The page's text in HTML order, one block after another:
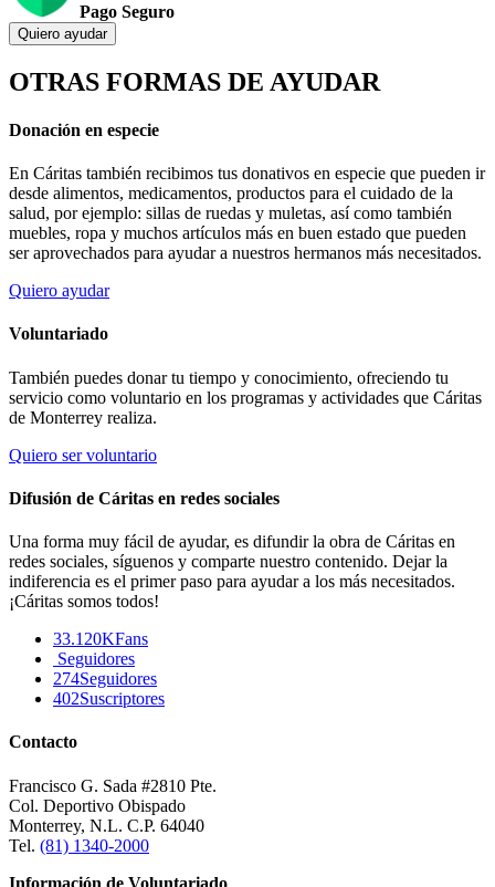
Pago Seguro
Quiero ayudar
OTRAS FORMAS DE AYUDAR
Donación en especie
En Cáritas también recibimos tus donativos en especie que pueden ir
desde alimentos, medicamentos, productos para el cuidado de la
salud, por ejemplo: sillas de ruedas y muletas, así como también
muebles, ropa y muchos artículos más en buen estado que pueden
ser aprovechados para ayudar a nuestros hermanos más necesitados.
Quiero ayudar
Voluntariado
También puedes donar tu tiempo y conocimiento, ofreciendo tu
servicio como voluntario en los programas y actividades que Cáritas
de Monterrey realiza.
Quiero ser voluntario
Difusión de Cáritas en redes sociales
Una forma muy fácil de ayudar, es difundir la obra de Cáritas en
redes sociales, síguenos y comparte nuestro contenido. Dejar la
indiferencia es el primer paso para ayudar a los más necesitados.
¡Cáritas somos todos!
33.120KFans
Seguidores
274Seguidores
402Suscriptores
Contacto
Francisco G. Sada #2810 Pte.
Col. Deportivo Obispado
Monterrey, N.L. C.P. 64040
Tel. (81) 1340-2000
Información de Voluntariado